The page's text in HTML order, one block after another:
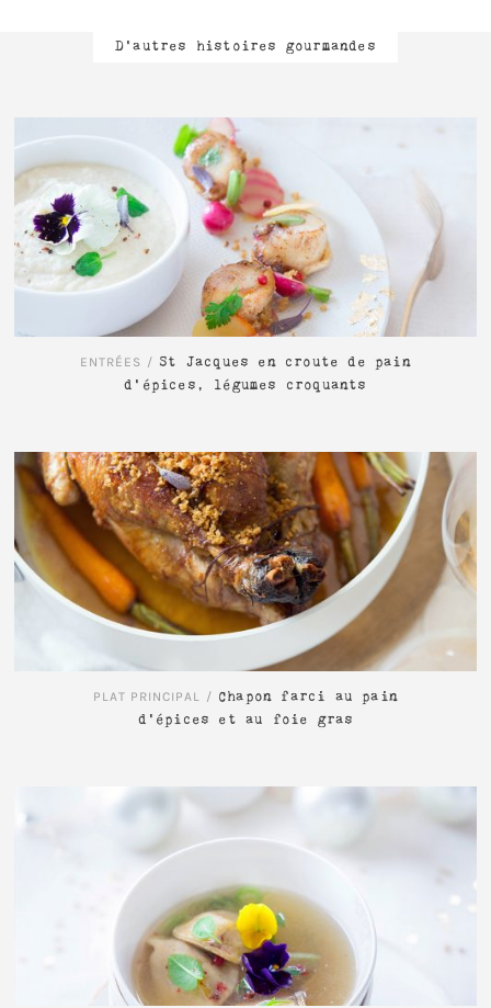
D'autres histoires gourmandes
LIRE L'ARTICLE
ENTRÉES / St Jacques en croute de pain
d’épices, légumes croquants
LIRE L'ARTICLE
PLAT PRINCIPAL / Chapon farci au pain
d’épices et au foie gras
LIRE L'ARTICLE